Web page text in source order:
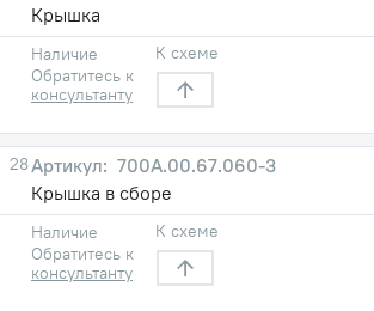
Крышка
Наличие
Обратитесь к
консультанту
К схеме
28
700А.00.67.060-3
Крышка в сборе
Наличие
Обратитесь к
консультанту
К схеме